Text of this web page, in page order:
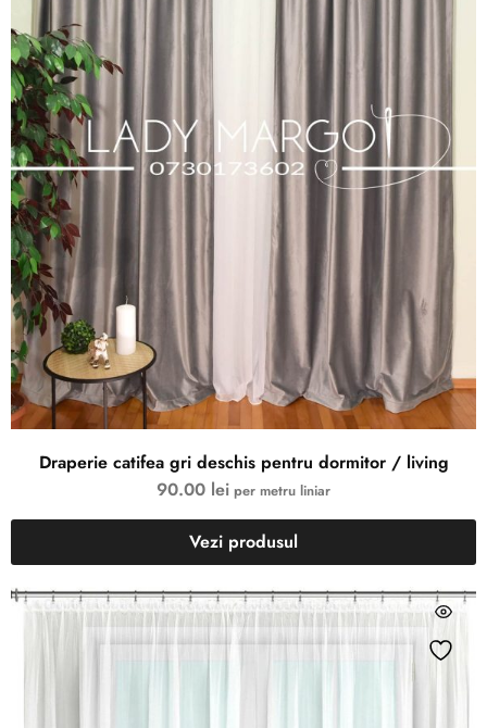
Draperie catifea gri deschis pentru dormitor / living
90.00 lei per metru liniar
Vezi produsul